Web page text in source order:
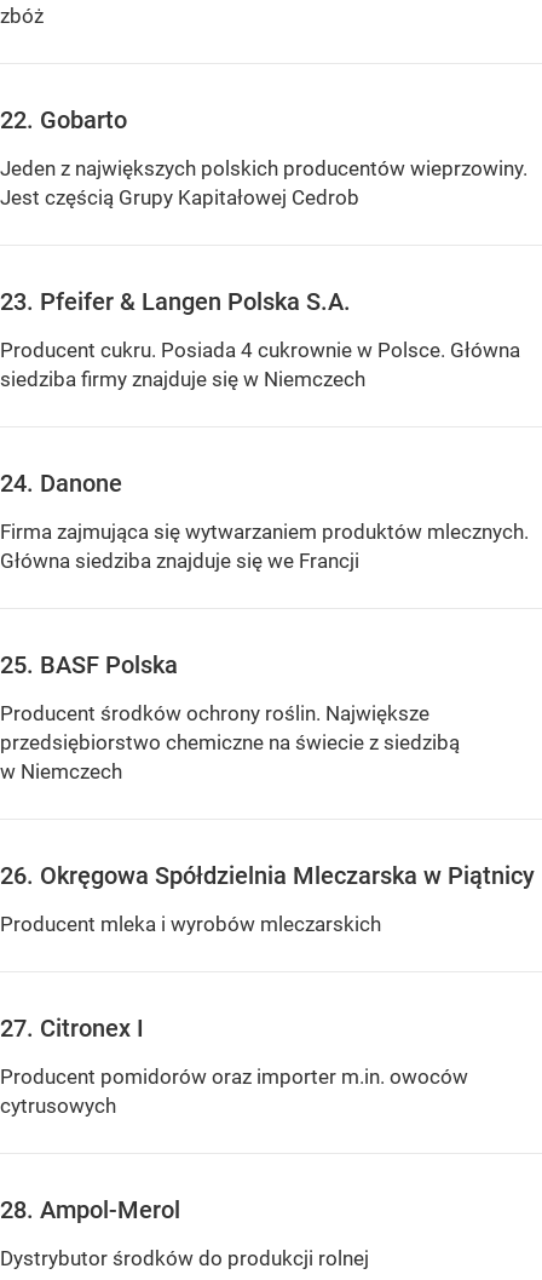
zbóż
22. Gobarto
Jeden z największych polskich producentów wieprzowiny.
Jest częścią Grupy Kapitałowej Cedrob
23. Pfeifer & Langen Polska S.A.
Producent cukru. Posiada 4 cukrownie w Polsce. Główna
siedziba firmy znajduje się w Niemczech
24. Danone
Firma zajmująca się wytwarzaniem produktów mlecznych.
Główna siedziba znajduje się we Francji
25. BASF Polska
Producent środków ochrony roślin. Największe
przedsiębiorstwo chemiczne na świecie z siedzibą
w Niemczech
26. Okręgowa Spółdzielnia Mleczarska w Piątnicy
Producent mleka i wyrobów mleczarskich
27. Citronex I
Producent pomidorów oraz importer m.in. owoców
cytrusowych
28. Ampol-Merol
Dystrybutor środków do produkcji rolnej